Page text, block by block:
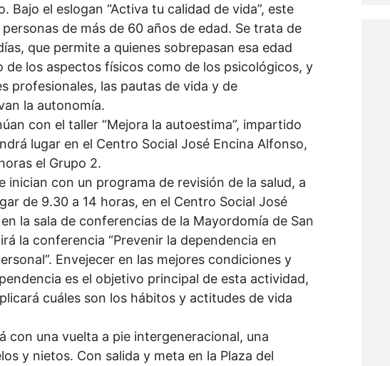
Bajo el eslogan “Activa tu calidad de vida”, este
de más de 60 años de edad. Se trata de
que permite a quienes sobrepasan esa edad
los aspectos físicos como de los psicológicos, y
profesionales, las pautas de vida y de
la autonomía.
con el taller “Mejora la autoestima”, impartido
lugar en el Centro Social José Encina Alfonso,
el Grupo 2.
inician con un programa de revisión de la salud, a
de 9.30 a 14 horas, en el Centro Social José
la sala de conferencias de la Mayordomía de San
la conferencia “Prevenir la dependencia en
Envejecer en las mejores condiciones y
es el objetivo principal de esta actividad,
cuáles son los hábitos y actitudes de vida
con una vuelta a pie intergeneracional, una
y nietos. Con salida y meta en la Plaza del